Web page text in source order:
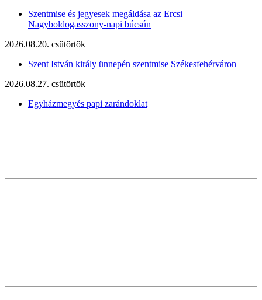
Szentmise és jegyesek megáldása az Ercsi
Nagyboldogasszony-napi búcsún
2026.08.20. csütörtök
Szent István király ünnepén szentmise Székesfehérváron
2026.08.27. csütörtök
Egyházmegyés papi zarándoklat